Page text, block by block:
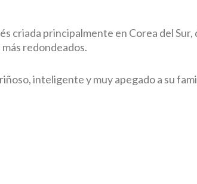
criada principalmente en Corea del
redondeados.
inteligente y muy apegado a su